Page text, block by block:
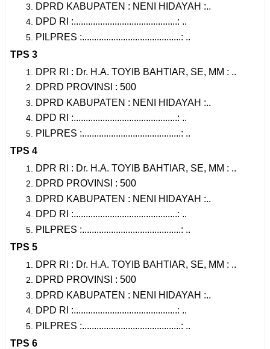
DPRD KABUPATEN : NENI HIDAYAH :..
DPD RI :...........................................: ..
PILPRES :.........................................: ..
TPS 3
DPR RI : Dr. H.A. TOYIB BAHTIAR, SE, MM : ..
DPRD PROVINSI : 500
DPRD KABUPATEN : NENI HIDAYAH :..
DPD RI :...........................................: ..
PILPRES :.........................................: ..
TPS 4
DPR RI : Dr. H.A. TOYIB BAHTIAR, SE, MM : ..
DPRD PROVINSI : 500
DPRD KABUPATEN : NENI HIDAYAH :..
DPD RI :...........................................: ..
PILPRES :.........................................: ..
TPS 5
DPR RI : Dr. H.A. TOYIB BAHTIAR, SE, MM : ..
DPRD PROVINSI : 500
DPRD KABUPATEN : NENI HIDAYAH :..
DPD RI :...........................................: ..
PILPRES :.........................................: ..
TPS 6